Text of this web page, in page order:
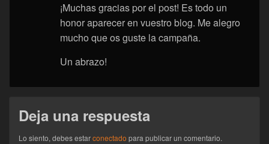
¡Muchas gracias por el post! Es todo un
honor aparecer en vuestro blog. Me alegro
mucho que os guste la campaña.
Un abrazo!
Deja una respuesta
Lo siento, debes estarconectado para publicar un comentario.